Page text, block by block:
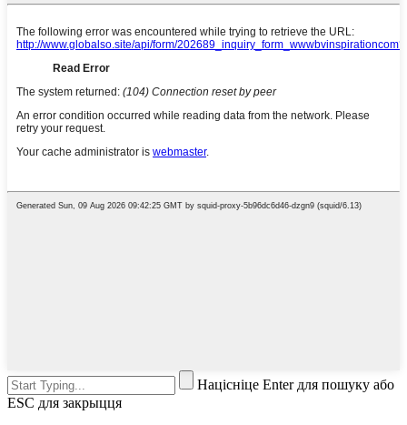
Націсніце Enter для пошуку або
ESC для закрыцця